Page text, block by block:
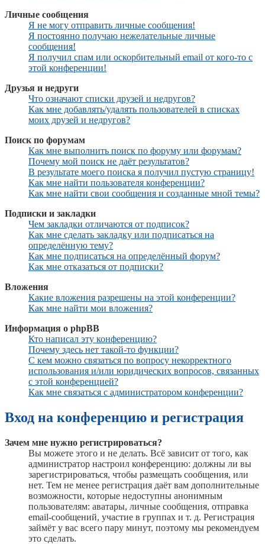
Личные сообщения
Я не могу отправить личные сообщения!
Я постоянно получаю нежелательные личные
сообщения!
Я получил спам или оскорбительный email от кого-то с
этой конференции!
Друзья и недруги
Что означают списки друзей и недругов?
Как мне добавлять/удалять пользователей в списках
моих друзей и недругов?
Поиск по форумам
Как мне выполнить поиск по форуму или форумам?
Почему мой поиск не даёт результатов?
В результате моего поиска я получил пустую страницу!
Как мне найти пользователя конференции?
Как мне найти свои сообщения и созданные мной темы?
Подписки и закладки
Чем закладки отличаются от подписок?
Как мне сделать закладку или подписаться на
определённую тему?
Как мне подписаться на определённый форум?
Как мне отказаться от подписки?
Вложения
Какие вложения разрешены на этой конференции?
Как мне найти мои вложения?
Информация о phpBB
Кто написал эту конференцию?
Почему здесь нет такой-то функции?
С кем можно связаться по вопросу некорректного
использования и/или юридических вопросов, связанных
с этой конференцией?
Как мне связаться с администратором конференции?
Вход на конференцию и регистрация
Зачем мне нужно регистрироваться?
Вы можете этого и не делать. Всё зависит от того, как
администратор настроил конференцию: должны ли вы
зарегистрироваться, чтобы размещать сообщения, или
нет. Тем не менее регистрация даёт вам дополнительные
возможности, которые недоступны анонимным
пользователям: аватары, личные сообщения, отправка
email-сообщений, участие в группах и т. д. Регистрация
займёт у вас всего пару минут, поэтому мы рекомендуем
это сделать.